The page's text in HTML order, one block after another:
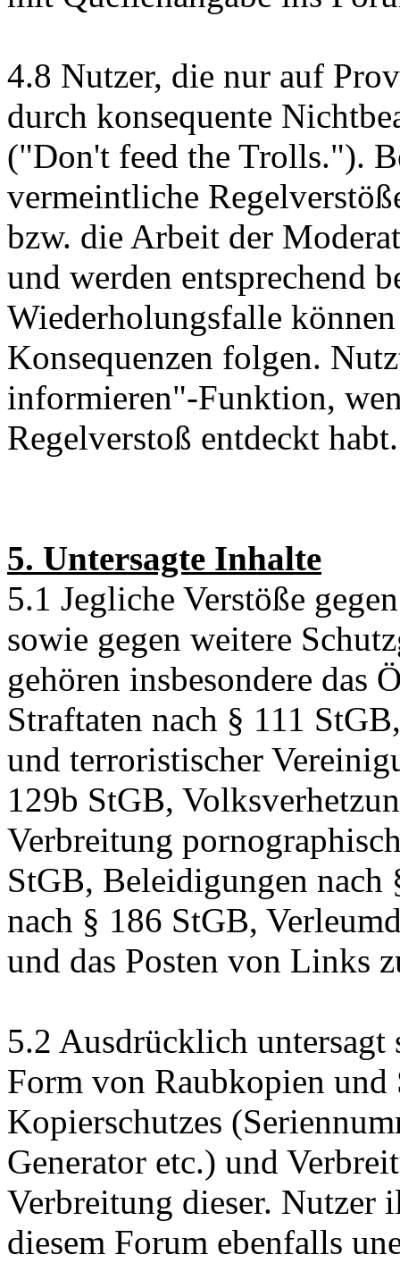
4.8 Nutzer, die nur auf
durch konsequente
("Don't feed the Trolls.").
vermeintliche
bzw. die Arbeit der
und werden entsprechend
Wiederholungsfalle
Konsequenzen folgen.
informieren"-Funktion,
Regelverstoß entdeckt habt.
5. Untersagte Inhalte
5.1 Jegliche Verstöße
sowie gegen weitere
gehören insbesondere das
Straftaten nach § 111
und terroristischer
129b StGB,
Verbreitung
StGB, Beleidigungen nach
nach § 186 StGB,
und das Posten von Links
5.2 Ausdrücklich
Form von Raubkopien und
Kopierschutzes
Generator etc.) und
Verbreitung dieser. Nutzer
diesem Forum ebenfalls